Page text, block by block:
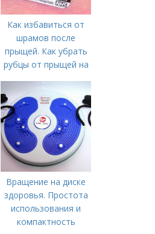
Как избавиться от
шрамов после
прыщей. Как убрать
рубцы от прыщей на
Вращение на диске
здоровья. Простота
использования и
компактность